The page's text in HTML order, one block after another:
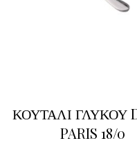
ΚΟΥΤΑΛΙ ΓΛΥΚΟΥ
PARIS 18/0